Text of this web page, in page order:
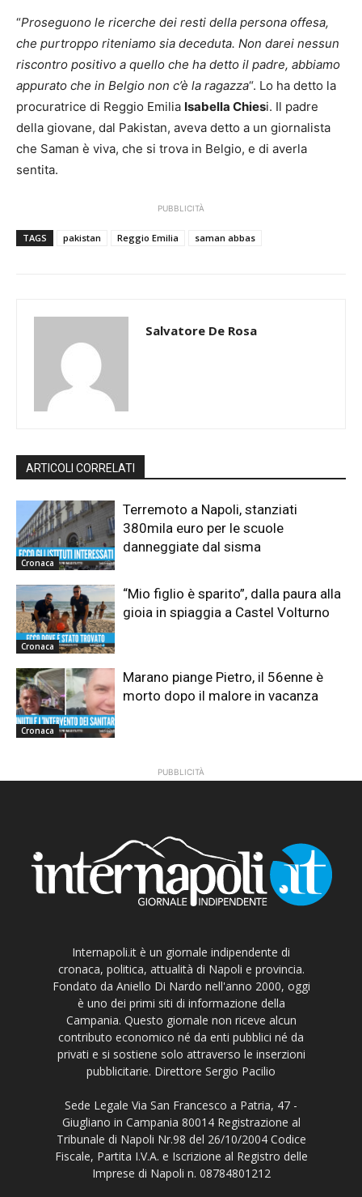
“Proseguono le ricerche dei resti della persona offesa,
che purtroppo riteniamo sia deceduta. Non darei nessun
riscontro positivo a quello che ha detto il padre, abbiamo
appurato che in Belgio non c’è la ragazza“. Lo ha detto la
procuratrice di Reggio Emilia Isabella Chiesi. Il padre
della giovane, dal Pakistan, aveva detto a un giornalista
che Saman è viva, che si trova in Belgio, e di averla
sentita.
PUBBLICITÀ
TAGS pakistan Reggio Emilia saman abbas
Salvatore De Rosa
ARTICOLI CORRELATI
Cronaca
Terremoto a Napoli, stanziati
380mila euro per le scuole
danneggiate dal sisma
Cronaca
“Mio figlio è sparito”, dalla paura alla
gioia in spiaggia a Castel Volturno
Cronaca
Marano piange Pietro, il 56enne è
morto dopo il malore in vacanza
PUBBLICITÀ
Internapoli.it è un giornale indipendente di
cronaca, politica, attualità di Napoli e provincia.
Fondato da Aniello Di Nardo nell'anno 2000, oggi
è uno dei primi siti di informazione della
Campania. Questo giornale non riceve alcun
contributo economico né da enti pubblici né da
privati e si sostiene solo attraverso le inserzioni
pubblicitarie. Direttore Sergio Pacilio
Sede Legale Via San Francesco a Patria, 47 -
Giugliano in Campania 80014 Registrazione al
Tribunale di Napoli Nr.98 del 26/10/2004 Codice
Fiscale, Partita I.V.A. e Iscrizione al Registro delle
Imprese di Napoli n. 08784801212